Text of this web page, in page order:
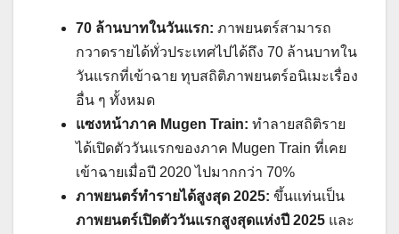
70 ล้านบาทในวันแรก: ภาพยนตร์สามารถ
กวาดรายได้ทั่วประเทศไปได้ถึง 70 ล้านบาทใน
วันแรกที่เข้าฉาย ทุบสถิติภาพยนตร์อนิเมะเรื่อง
อื่น ๆ ทั้งหมด
แซงหน้าภาค Mugen Train: ทำลายสถิติราย
ได้เปิดตัววันแรกของภาค Mugen Train ที่เคย
เข้าฉายเมื่อปี 2020 ไปมากกว่า 70%
ภาพยนตร์ทำรายได้สูงสุด 2025: ขึ้นแท่นเป็น
ภาพยนตร์เปิดตัววันแรกสูงสุดแห่งปี 2025 และ